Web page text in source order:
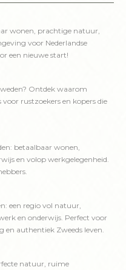
wonen, prachtige natuur,
voor Nederlandse
een nieuwe start!
Ontdek waarom
rustzoekers en kopers die
betaalbaar wonen,
en volop werkgelegenheid.
een regio vol natuur,
en onderwijs. Perfect voor
en authentiek Zweeds leven.
natuur, ruime